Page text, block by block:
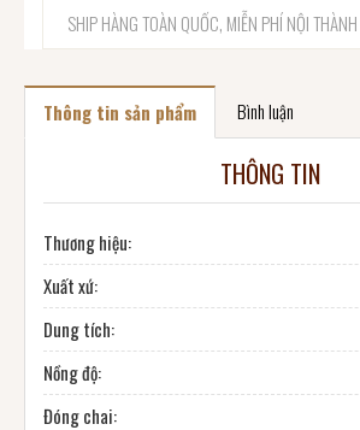
SHIP HÀNG TOÀN QUỐC, MIỄN PHÍ NỘI
Thông tin sản phẩm Bình luận
THÔNG TIN
Thương hiệu:
Xuất xứ:
Dung tích:
Nồng độ:
Đóng chai: